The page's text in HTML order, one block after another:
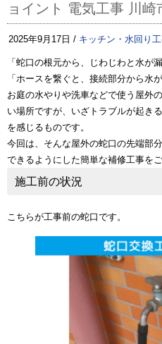
ョイント 電気工事 川崎
2025年9月17日 / キッチン・水回り
「蛇口の根元から、じわじわと水が
「ホースを繋ぐと、接続部分から水
お庭の水やりや洗車などで使う屋外
い場所ですが、いざトラブルが起き
を感じるものです。
今回は、そんな屋外の蛇口の先端部
できるようにした簡単な補修工事をご
施工前の状況
こちらが工事前の蛇口です。